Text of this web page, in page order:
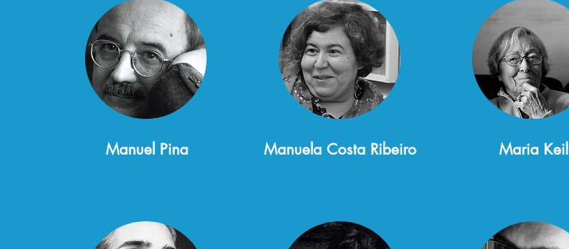
Manuel Pina Manuela Costa Ribeiro Maria Keil